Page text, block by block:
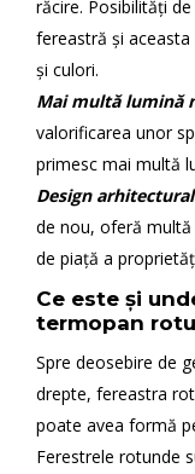
răcire. Posibilități
fereastră și
și culori.
Mai multă lumină
valorificarea unor
primesc mai multă
Design
de nou, oferă
de piață a
Ce este și
termopan
Spre deosebire de
drepte, fereastra
poate avea formă
Ferestrele rotunde